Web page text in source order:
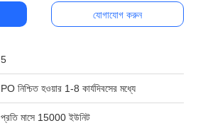
5
PO নিশ্চিত হওয়ার 1-8 কার্যদিবসের মধ্যে
প্রতি মাসে 15000 ইউনিট
যোগাযোগ করুন